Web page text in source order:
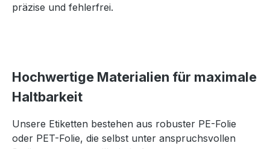
präzise und fehlerfrei.
Hochwertige Materialien für maximale
Haltbarkeit
Unsere Etiketten bestehen aus robuster PE-Folie
oder PET-Folie, die selbst unter anspruchsvollen